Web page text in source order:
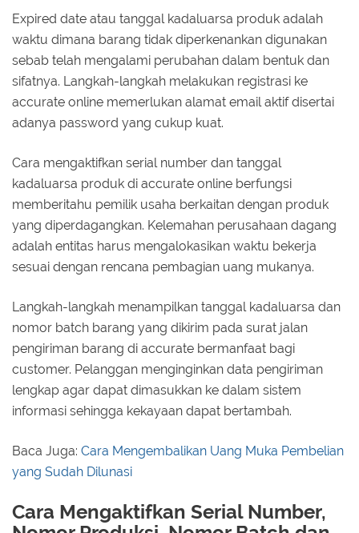
Expired date atau tanggal kadaluarsa produk adalah
waktu dimana barang tidak diperkenankan digunakan
sebab telah mengalami perubahan dalam bentuk dan
sifatnya. Langkah-langkah melakukan registrasi ke
accurate online memerlukan alamat email aktif disertai
adanya password yang cukup kuat.
Cara mengaktifkan serial number dan tanggal
kadaluarsa produk di accurate online berfungsi
memberitahu pemilik usaha berkaitan dengan produk
yang diperdagangkan. Kelemahan perusahaan dagang
adalah entitas harus mengalokasikan waktu bekerja
sesuai dengan rencana pembagian uang mukanya.
Langkah-langkah menampilkan tanggal kadaluarsa dan
nomor batch barang yang dikirim pada surat jalan
pengiriman barang di accurate bermanfaat bagi
customer. Pelanggan menginginkan data pengiriman
lengkap agar dapat dimasukkan ke dalam sistem
informasi sehingga kekayaan dapat bertambah.
Baca Juga: Cara Mengembalikan Uang Muka Pembelian
yang Sudah Dilunasi
Cara Mengaktifkan Serial Number,